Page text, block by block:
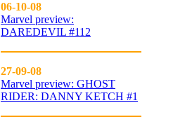
06-10-08
Marvel preview:
DAREDEVIL #112
27-09-08
Marvel preview: GHOST
RIDER: DANNY KETCH #1